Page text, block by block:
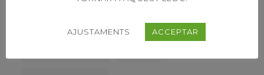
AJUSTAMENTS ACCEPTAR